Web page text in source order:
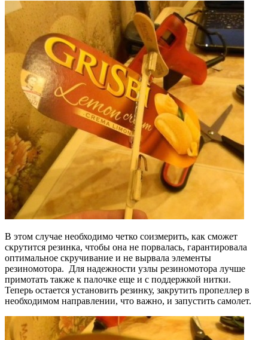
В этом случае необходимо четко соизмерить, как сможет
скрутится резинка, чтобы она не порвалась, гарантировала
оптимальное скручивание и не вырвала элементы
резиномотора. Для надежности узлы резиномотора лучше
примотать также к палочке еще и с поддержкой нитки.
Теперь остается установить резинку, закрутить пропеллер в
необходимом направлении, что важно, и запустить самолет.